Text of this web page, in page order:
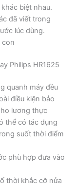
biệt nhau.
đã viết trong
lúc dùng.
con
Philips HR1625
quanh máy đều
điều kiện bảo
lương thực
thể có tác dụng
suốt thời điểm
phù hợp đưa vào
thời khắc cỡ nửa